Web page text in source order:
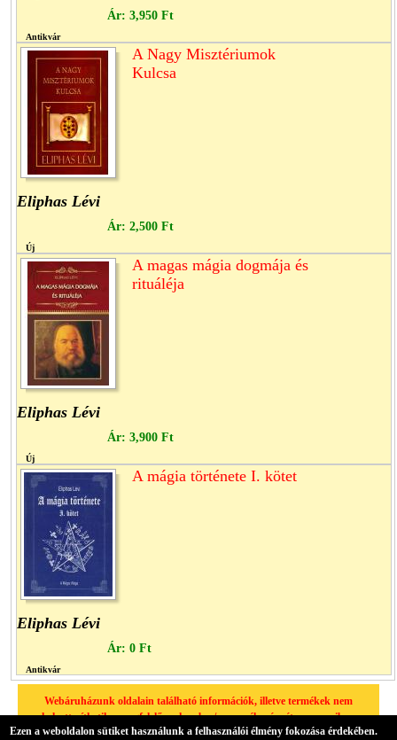
Ár: 3,950 Ft
Antikvár
A Nagy Misztériumok
Kulcsa
Eliphas Lévi
Ár: 2,500 Ft
Új
A magas mágia dogmája és
rituáléja
Eliphas Lévi
Ár: 3,900 Ft
Új
A mágia története I. kötet
Eliphas Lévi
Ár: 0 Ft
Antikvár
Webáruházunk oldalain található információk, illetve termékek nem
helyettesíthetik a megfelelő szakember/orvos véleményét, amennyiben
egészségügyi problémája van, kérjük minden esetben forduljon
Ezen a weboldalon sütiket használunk a felhasználói élmény fokozása érdekében.